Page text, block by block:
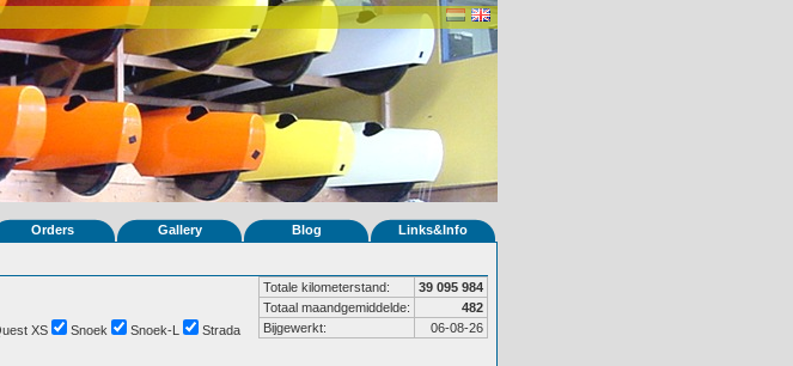
Orders Gallery Blog Links&Info
Totale kilometerstand:
39 095 984
Totaal maandgemiddelde:
482
Bijgewerkt:
06-08-26
XS Snoek Snoek-L Strada